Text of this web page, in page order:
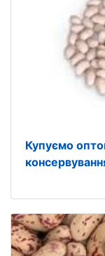
Купуємо